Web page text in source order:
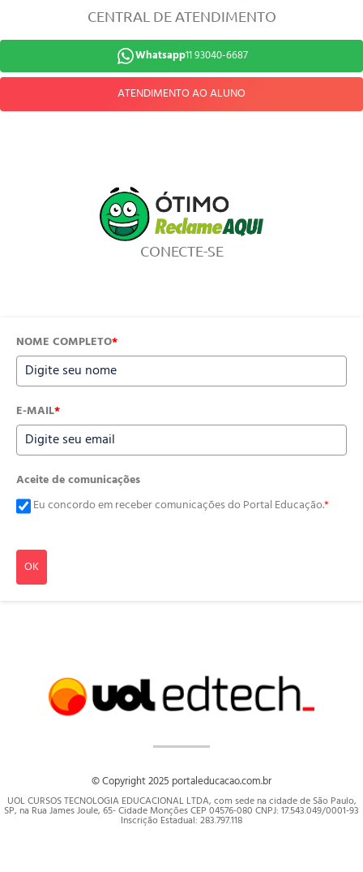
CENTRAL DE ATENDIMENTO
Whatsapp11 93040-6687
ATENDIMENTO AO ALUNO
CONECTE-SE
NOME COMPLETO*
E-MAIL*
Aceite de comunicações
Eu concordo em receber comunicações do Portal Educação.*
OK
© Copyright 2025 portaleducacao.com.br
UOL CURSOS TECNOLOGIA EDUCACIONAL LTDA, com sede na cidade de São Paulo,
SP, na Rua James Joule, 65- Cidade Monções CEP 04576-080 CNPJ: 17.543.049/0001-93
Inscrição Estadual: 283.797.118